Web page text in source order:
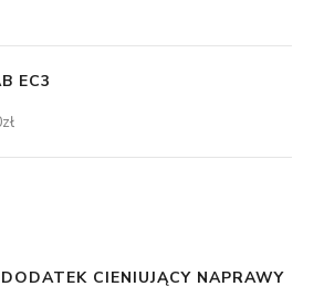
EC3
zł
CIENIUJĄCY NAPRAWY